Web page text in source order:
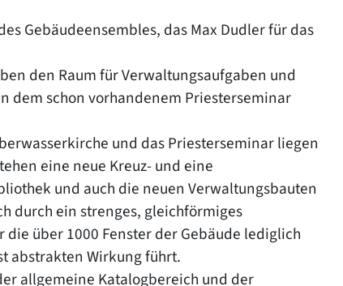
Gebäudeensembles, das Max Dudler für das
den Raum für Verwaltungsaufgaben und
dem schon vorhandenem Priesterseminar
und das Priesterseminar liegen
eine neue Kreuz- und eine
und auch die neuen Verwaltungsbauten
durch ein strenges, gleichförmiges
über 1000 Fenster der Gebäude lediglich
abstrakten Wirkung führt.
allgemeine Katalogbereich und der